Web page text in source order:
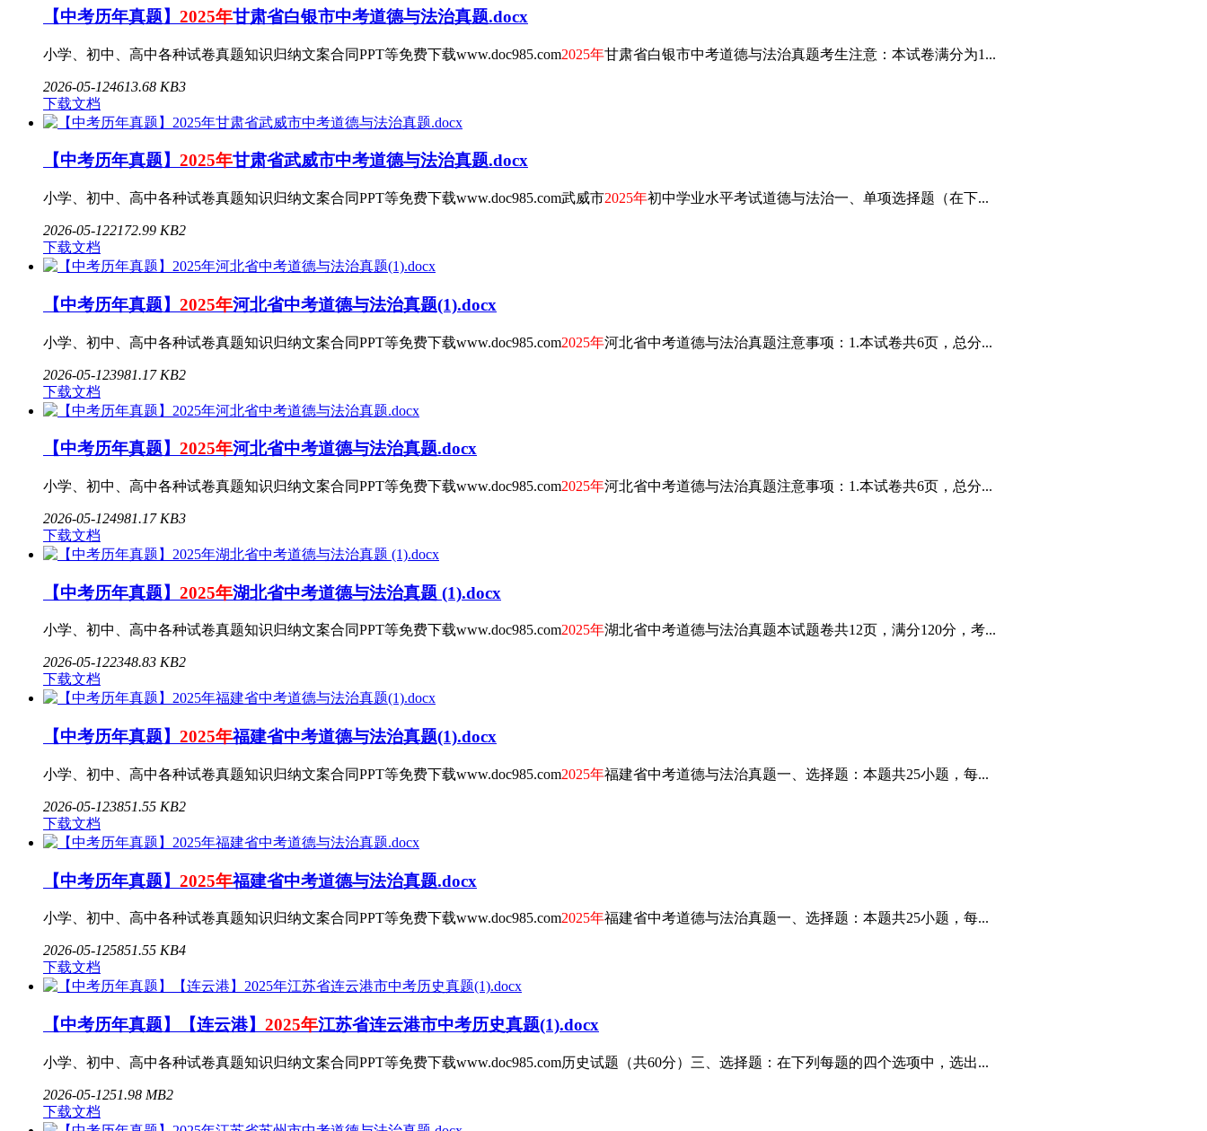
【中考历年真题】 2025年甘肃省白银市中考道德与法治真题.docx
小学、初中、高中各种试卷真题知识归纳文案合同PPT等免费下载www.doc985.com2025年甘肃省白银市中考道德与法治真题考生注意：本试卷满分为1...
2026-05-124613.68 KB3
下载文档
【中考历年真题】 2025年甘肃省武威市中考道德与法治真题.docx
小学、初中、高中各种试卷真题知识归纳文案合同PPT等免费下载www.doc985.com武威市2025年初中学业水平考试道德与法治一、单项选择题（在下...
2026-05-122172.99 KB2
下载文档
【中考历年真题】 2025年河北省中考道德与法治真题(1).docx
小学、初中、高中各种试卷真题知识归纳文案合同PPT等免费下载www.doc985.com2025年河北省中考道德与法治真题注意事项：1.本试卷共6页，总分...
2026-05-123981.17 KB2
下载文档
【中考历年真题】 2025年河北省中考道德与法治真题.docx
小学、初中、高中各种试卷真题知识归纳文案合同PPT等免费下载www.doc985.com2025年河北省中考道德与法治真题注意事项：1.本试卷共6页，总分...
2026-05-124981.17 KB3
下载文档
【中考历年真题】 2025年湖北省中考道德与法治真题 (1).docx
小学、初中、高中各种试卷真题知识归纳文案合同PPT等免费下载www.doc985.com2025年湖北省中考道德与法治真题本试题卷共12页，满分120分，考...
2026-05-122348.83 KB2
下载文档
【中考历年真题】 2025年福建省中考道德与法治真题(1).docx
小学、初中、高中各种试卷真题知识归纳文案合同PPT等免费下载www.doc985.com2025年福建省中考道德与法治真题一、选择题：本题共25小题，每...
2026-05-123851.55 KB2
下载文档
【中考历年真题】 2025年福建省中考道德与法治真题.docx
小学、初中、高中各种试卷真题知识归纳文案合同PPT等免费下载www.doc985.com2025年福建省中考道德与法治真题一、选择题：本题共25小题，每...
2026-05-125851.55 KB4
下载文档
【中考历年真题】【连云港】 2025年江苏省连云港市中考历史真题(1).docx
小学、初中、高中各种试卷真题知识归纳文案合同PPT等免费下载www.doc985.com历史试题（共60分）三、选择题：在下列每题的四个选项中，选出...
2026-05-1251.98 MB2
下载文档